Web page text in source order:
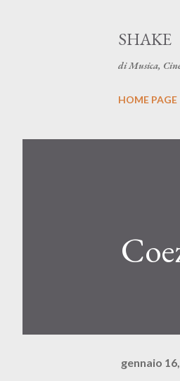
SHAKE
di Musica,
HOME PAGE
gennaio